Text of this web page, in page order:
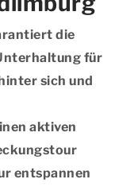
die
für
sich und
aktiven
entspannen